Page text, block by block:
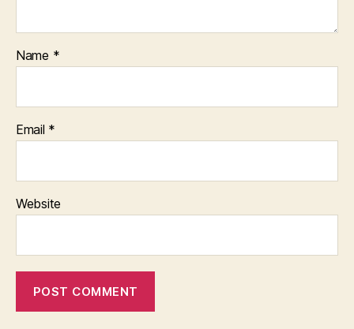
Name *
Email *
Website